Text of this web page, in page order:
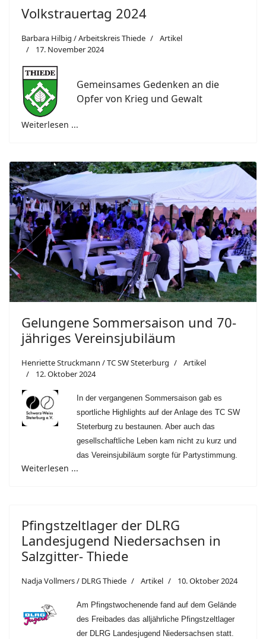
Volkstrauertag 2024
Barbara Hilbig / Arbeitskreis Thiede
Artikel
17. November 2024
Gemeinsames Gedenken an die
Opfer von Krieg und Gewalt
Weiterlesen ...
Gelungene Sommersaison und 70-
jähriges Vereinsjubiläum
Henriette Struckmann / TC SW Steterburg
Artikel
12. Oktober 2024
In der vergangenen Sommersaison gab es
sportliche Highlights auf der Anlage des TC SW
Steterburg zu bestaunen. Aber auch das
gesellschaftliche Leben kam nicht zu kurz und
das Vereinsjubiläum sorgte für Partystimmung.
Weiterlesen ...
Pfingstzeltlager der DLRG
Landesjugend Niedersachsen in
Salzgitter- Thiede
Nadja Vollmers / DLRG Thiede Artikel 10. Oktober 2024
Am Pfingstwochenende fand auf dem Gelände
des Freibades das alljährliche Pfingstzeltlager
der DLRG Landesjugend Niedersachsen statt.